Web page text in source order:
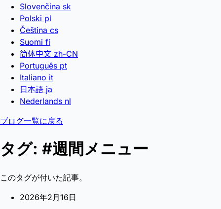
Slovenčina sk
Polski pl
Čeština cs
Suomi fi
简体中文 zh-CN
Português pt
Italiano it
日本語 ja
Nederlands nl
ブログ一覧に戻る
タグ: #週間メニュー
このタグが付いた記事。
2026年2月16日